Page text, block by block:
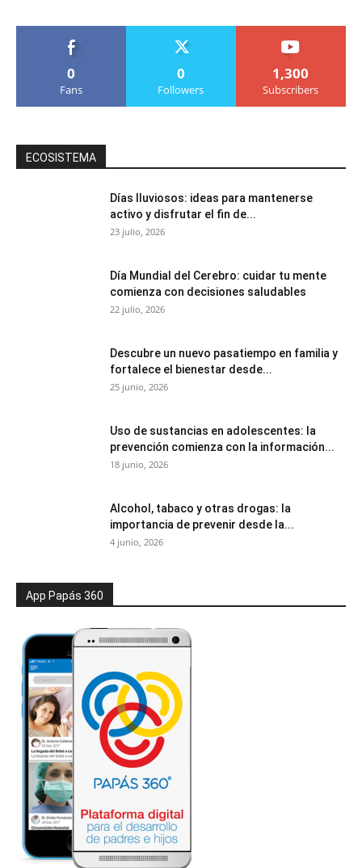
0
Fans
0
Followers
1,300
Subscribers
ECOSISTEMA
Días lluviosos: ideas para mantenerse
activo y disfrutar el fin de...
23 julio, 2026
Día Mundial del Cerebro: cuidar tu mente
comienza con decisiones saludables
22 julio, 2026
Descubre un nuevo pasatiempo en familia y
fortalece el bienestar desde...
25 junio, 2026
Uso de sustancias en adolescentes: la
prevención comienza con la información...
18 junio, 2026
Alcohol, tabaco y otras drogas: la
importancia de prevenir desde la...
4 junio, 2026
App Papás 360